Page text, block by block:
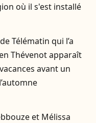
où il s'est installé
Télématin qui l’a
Thévenot apparaît
avant un
et Mélissa